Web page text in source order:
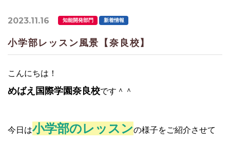
2023.11.16 知能開発部門 新着情報
小学部レッスン風景【奈良校】
こんにちは！
めばえ国際学園奈良校です＾＾
今日は小学部のレッスンの様子をご紹介させて